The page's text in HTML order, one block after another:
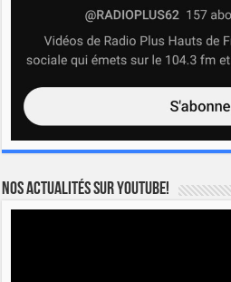
Nos actualités sur YOUTUBE!